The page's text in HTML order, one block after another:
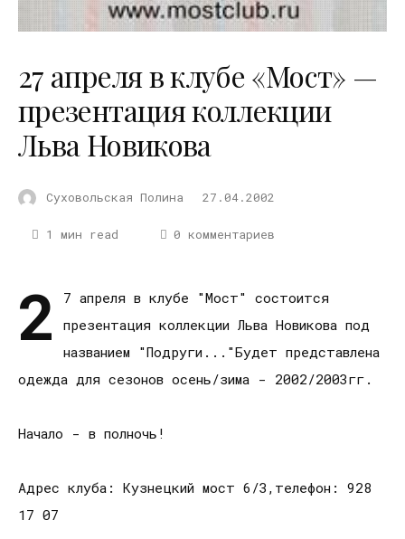
27 апреля в клубе «Мост» —
презентация коллекции
Льва Новикова
Суховольская Полина 27.04.2002
1 мин read 0 комментариев
2
7 апреля в клубе "Мост" состоится
презентация коллекции Льва Новикова под
названием "Подруги..."Будет представлена
одежда для сезонов осень/зима - 2002/2003гг.
Начало - в полночь!
Адрес клуба: Кузнецкий мост 6/3,телефон: 928
17 07